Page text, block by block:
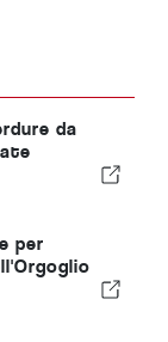
da
per